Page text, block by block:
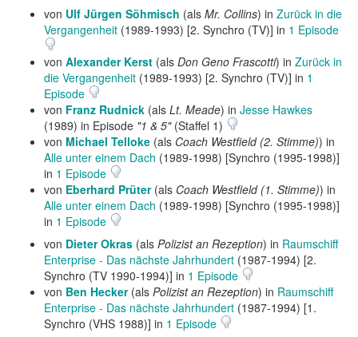
von Ulf Jürgen Söhmisch (als Mr. Collins) in Zurück in die
Vergangenheit (1989-1993) [2. Synchro (TV)] in 1 Episode
von Alexander Kerst (als Don Geno Frascotti) in Zurück in
die Vergangenheit (1989-1993) [2. Synchro (TV)] in 1
Episode
von Franz Rudnick (als Lt. Meade) in Jesse Hawkes
(1989) in Episode "1 & 5"(Staffel 1)
von Michael Telloke (als Coach Westfield (2. Stimme)) in
Alle unter einem Dach (1989-1998) [Synchro (1995-1998)]
in 1 Episode
von Eberhard Prüter(als Coach Westfield (1. Stimme)) in
Alle unter einem Dach (1989-1998) [Synchro (1995-1998)]
in 1 Episode
von Dieter Okras (als Polizist an Rezeption) in Raumschiff
Enterprise - Das nächste Jahrhundert (1987-1994) [2.
Synchro (TV 1990-1994)] in 1 Episode
von Ben Hecker(als Polizist an Rezeption) in Raumschiff
Enterprise - Das nächste Jahrhundert (1987-1994) [1.
Synchro (VHS 1988)] in 1 Episode